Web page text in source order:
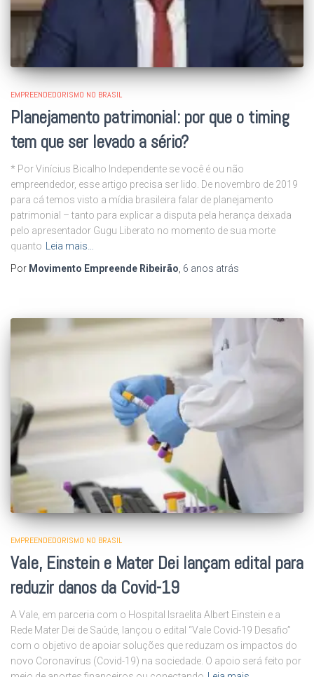
EMPREENDEDORISMO NO BRASIL
Planejamento patrimonial: por que o timing
tem que ser levado a sério?
* Por Vinícius Bicalho Independente se você é ou não
empreendedor, esse artigo precisa ser lido. De novembro de 2019
para cá temos visto a mídia brasileira falar de planejamento
patrimonial – tanto para explicar a disputa pela herança deixada
pelo apresentador Gugu Liberato no momento de sua morte
quanto Leia mais…
Por Movimento Empreende Ribeirão 6 anos atrás
EMPREENDEDORISMO NO BRASIL
Vale, Einstein e Mater Dei lançam edital para
reduzir danos da Covid-19
A Vale, em parceria com o Hospital Israelita Albert Einstein e a
Rede Mater Dei de Saúde, lançou o edital “Vale Covid-19 Desafio”
com o objetivo de apoiar soluções que reduzam os impactos do
novo Coronavírus (Covid-19) na sociedade. O apoio será feito por